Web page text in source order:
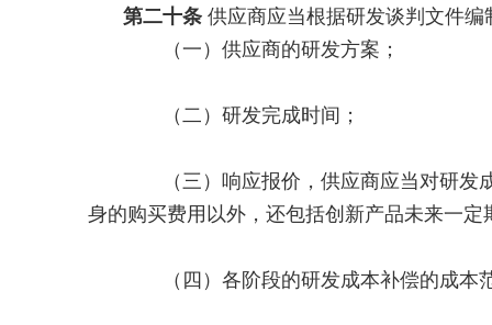
第二十条 供应商应当根据研发谈判文件
（一）供应商的研发方案；
（二）研发完成时间；
（三）响应报价，供应商应当对研发成
身的购买费用以外，还包括创新产品未来一
（四）各阶段的研发成本补偿的成本